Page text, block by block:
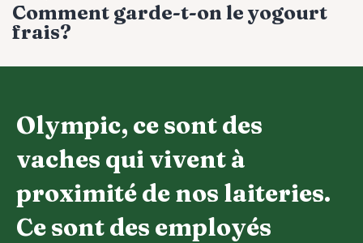
de
Comment garde-t-on le yogourt
frais?
Olympic, ce sont des
vaches qui vivent à
proximité de nos laiteries.
Ce sont des employés